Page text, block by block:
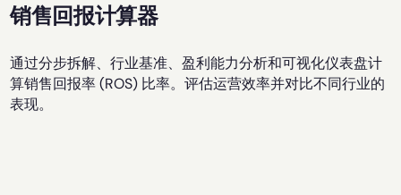
销售回报计算器
通过分步拆解、行业基准、盈利能力分析和可视化仪表盘计
算销售回报率 (ROS) 比率。评估运营效率并对比不同行业的
表现。